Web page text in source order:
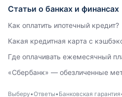
Статьи о банках и финансах
Как оплатить ипотечный кредит?
Какая кредитная карта с
Где оплачивать ежемесячный
«Сбербанк» — обезличенные
Выберу Ответы Банковская гарантия